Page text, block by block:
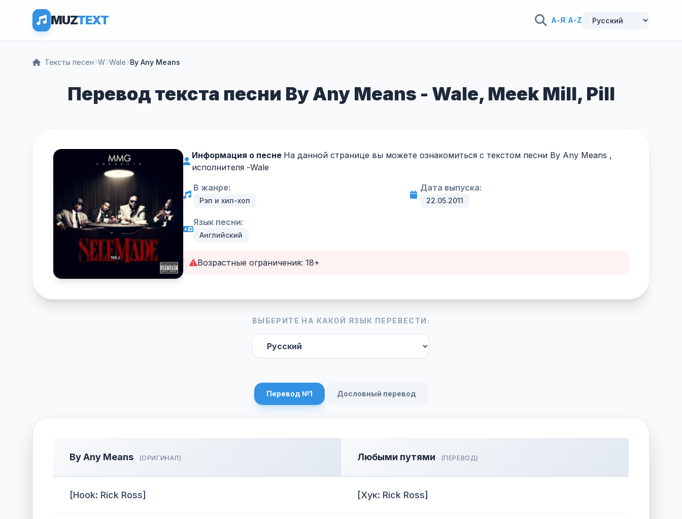
MUZTEXT А-Я A-Z
Тексты песен W Wale By Any Means
Перевод текста песни By Any Means - Wale, Meek Mill, Pill
Информация о песне На данной странице вы можете ознакомиться с текстом песни By Any Means ,
исполнителя -Wale
В жанре:
Рэп и хип-хоп
Дата выпуска:
22.05.2011
Язык песни:
Английский
Возрастные ограничения: 18+
ВЫБЕРИТЕ НА КАКОЙ ЯЗЫК ПЕРЕВЕСТИ:
Перевод №1 Дословный перевод
By Any Means (ОРИГИНАЛ) Любыми путями (ПЕРЕВОД)
[Hook: Rick Ross] [Хук: Rick Ross]